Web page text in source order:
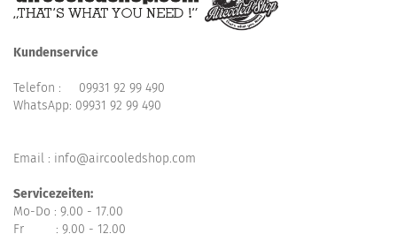
Kundenservice
Telefon : 09931 92 99 490
WhatsApp: 09931 92 99 490
Email : info@aircooledshop.com
Servicezeiten:
Mo-Do : 9.00 - 17.00
Fr : 9.00 - 12.00